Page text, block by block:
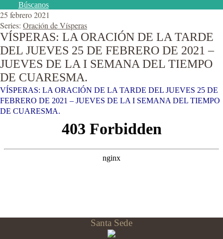
Búscanos
25 febrero 2021
Series: Oración de Vísperas
VÍSPERAS: LA ORACIÓN DE LA TARDE
DEL JUEVES 25 DE FEBRERO DE 2021 –
JUEVES DE LA I SEMANA DEL TIEMPO
DE CUARESMA.
VÍSPERAS: LA ORACIÓN DE LA TARDE DEL JUEVES 25 DE
FEBRERO DE 2021 – JUEVES DE LA I SEMANA DEL TIEMPO
DE CUARESMA.
Santa Sede